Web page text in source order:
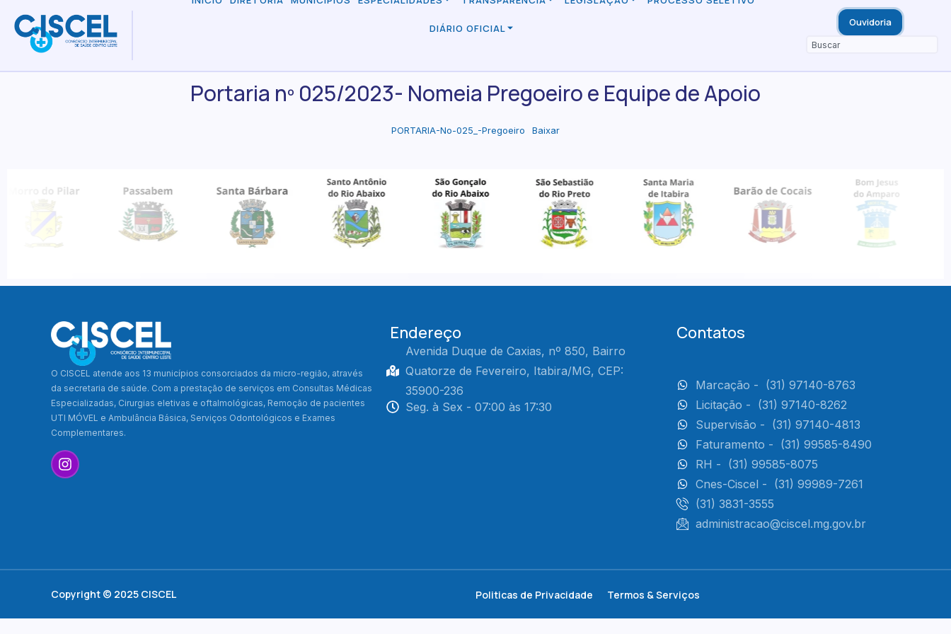
DIÁRIO OFICIAL Ouvidoria
Portaria nº 025/2023- Nomeia Pregoeiro e Equipe de Apoio
PORTARIA-No-025_-Pregoeiro Baixar
O CISCEL atende aos 13 municípios consorciados da micro-região, através
da secretaria de saúde. Com a prestação de serviços em Consultas Médicas
Especializadas, Cirurgias eletivas e oftalmológicas, Remoção de pacientes
UTI MÓVEL e Ambulância Básica, Serviços Odontológicos e Exames
Complementares.
Endereço
Avenida Duque de Caxias, nº 850, Bairro
Quatorze de Fevereiro, Itabira/MG, CEP:
35900-236
Seg. à Sex - 07:00 às 17:30
Contatos
Marcação - (31) 97140-8763
Licitação - (31) 97140-8262
Supervisão - (31) 97140-4813
Faturamento - (31) 99585-8490
RH - (31) 99585-8075
Cnes-Ciscel - (31) 99989-7261
(31) 3831-3555
administracao@ciscel.mg.gov.br
Copyright © 2025 CISCEL Politicas de Privacidade Termos & Serviços